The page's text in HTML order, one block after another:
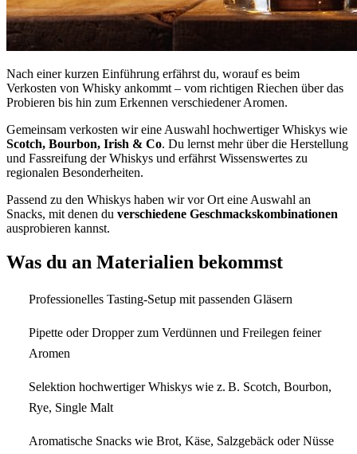
Nach einer kurzen Einführung erfährst du, worauf es beim
Verkosten von Whisky ankommt – vom richtigen Riechen über das
Probieren bis hin zum Erkennen verschiedener Aromen.
Gemeinsam verkosten wir eine Auswahl hochwertiger Whiskys wie
Scotch, Bourbon, Irish & Co. Du lernst mehr über die Herstellung
und Fassreifung der Whiskys und erfährst Wissenswertes zu
regionalen Besonderheiten.
Passend zu den Whiskys haben wir vor Ort eine Auswahl an
Snacks, mit denen du verschiedene Geschmackskombinationen
ausprobieren kannst.
Was du an Materialien bekommst
Professionelles Tasting-Setup mit passenden Gläsern
Pipette oder Dropper zum Verdünnen und Freilegen feiner
Aromen
Selektion hochwertiger Whiskys wie z. B. Scotch, Bourbon,
Rye, Single Malt
Aromatische Snacks wie Brot, Käse, Salzgebäck oder Nüsse